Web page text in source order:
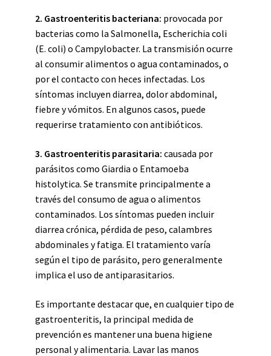
2. Gastroenteritis bacteriana: provocada por
bacterias como la Salmonella, Escherichia coli
(E. coli) o Campylobacter. La transmisión ocurre
al consumir alimentos o agua contaminados, o
por el contacto con heces infectadas. Los
síntomas incluyen diarrea, dolor abdominal,
fiebre y vómitos. En algunos casos, puede
requerirse tratamiento con antibióticos.
3. Gastroenteritis parasitaria: causada por
parásitos como Giardia o Entamoeba
histolytica. Se transmite principalmente a
través del consumo de agua o alimentos
contaminados. Los síntomas pueden incluir
diarrea crónica, pérdida de peso, calambres
abdominales y fatiga. El tratamiento varía
según el tipo de parásito, pero generalmente
implica el uso de antiparasitarios.
Es importante destacar que, en cualquier tipo de
gastroenteritis, la principal medida de
prevención es mantener una buena higiene
personal y alimentaria. Lavar las manos